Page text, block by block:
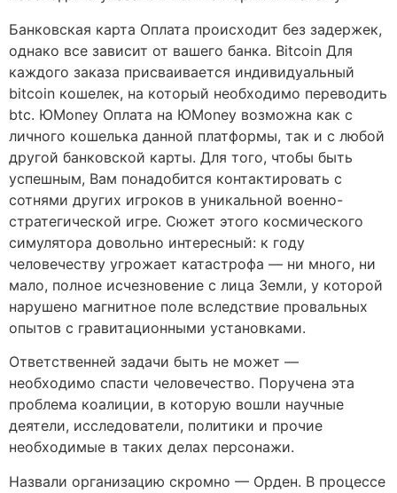
Банковская карта Оплата происходит без задержек,
однако все зависит от вашего банка. Bitcoin Для
каждого заказа присваивается индивидуальный
bitcoin кошелек, на который необходимо переводить
btc. ЮMoney Оплата на ЮMoney возможна как с
личного кошелька данной платформы, так и с любой
другой банковской карты. Для того, чтобы быть
успешным, Вам понадобится контактировать с
сотнями других игроков в уникальной военно-
стратегической игре. Сюжет этого космического
симулятора довольно интересный: к году
человечеству угрожает катастрофа — ни много, ни
мало, полное исчезновение с лица Земли, у которой
нарушено магнитное поле вследствие провальных
опытов с гравитационными установками.
Ответственней задачи быть не может —
необходимо спасти человечество. Поручена эта
проблема коалиции, в которую вошли научные
деятели, исследователи, политики и прочие
необходимые в таких делах персонажи.
Назвали организацию скромно — Орден. В процессе